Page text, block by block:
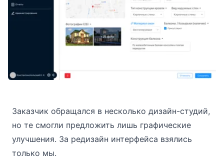
Заказчик обращался в несколько дизайн-студий,
но те смогли предложить лишь графические
улучшения. За редизайн интерфейса взялись
только мы.